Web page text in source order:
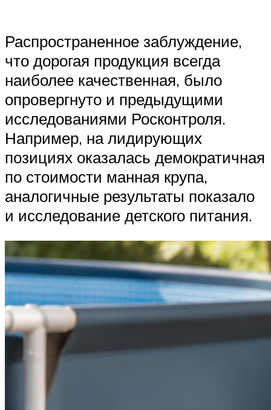
Распространенное заблуждение,
что дорогая продукция всегда
наиболее качественная, было
опровергнуто и предыдущими
исследованиями Росконтроля.
Например, на лидирующих
позициях оказалась демократичная
по стоимости манная крупа,
аналогичные результаты показало
и исследование детского питания.